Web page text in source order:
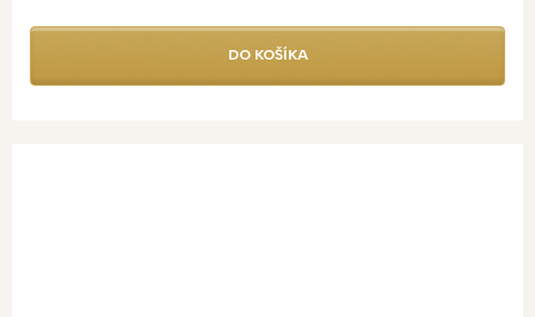
DO KOŠÍKA